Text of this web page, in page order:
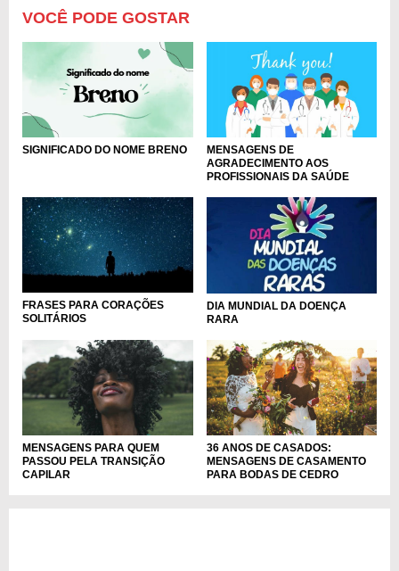
VOCÊ PODE GOSTAR
SIGNIFICADO DO NOME BRENO
MENSAGENS DE
AGRADECIMENTO AOS
PROFISSIONAIS DA SAÚDE
FRASES PARA CORAÇÕES
SOLITÁRIOS
DIA MUNDIAL DA DOENÇA
RARA
MENSAGENS PARA QUEM
PASSOU PELA TRANSIÇÃO
CAPILAR
36 ANOS DE CASADOS:
MENSAGENS DE CASAMENTO
PARA BODAS DE CEDRO